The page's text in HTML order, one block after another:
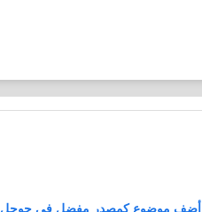
أضف موضوع كمصدر مفضل في جوجل